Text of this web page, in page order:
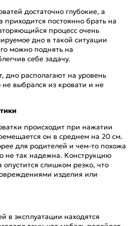
достаточно глубокие, а
постоянно брать на
процесс очень
дно в такой ситуации
можно поднять на
себе задачу.
дно располагают на уровень
выбрался из кровати и не
происходит при нажатии
он в среднем на 20 см.
для родителей и чем-то похожа
не так надежна. Конструкцию
слишком резко, что
изделия или
в эксплуатации находятся